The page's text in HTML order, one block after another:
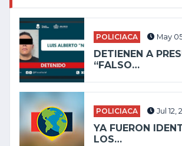
POLICIACA May
DETIENEN A
“FALSO…
POLICIACA Jul 12,
YA FUERON
LOS…